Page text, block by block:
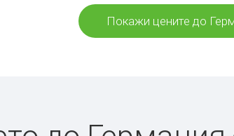
Покажи цените до